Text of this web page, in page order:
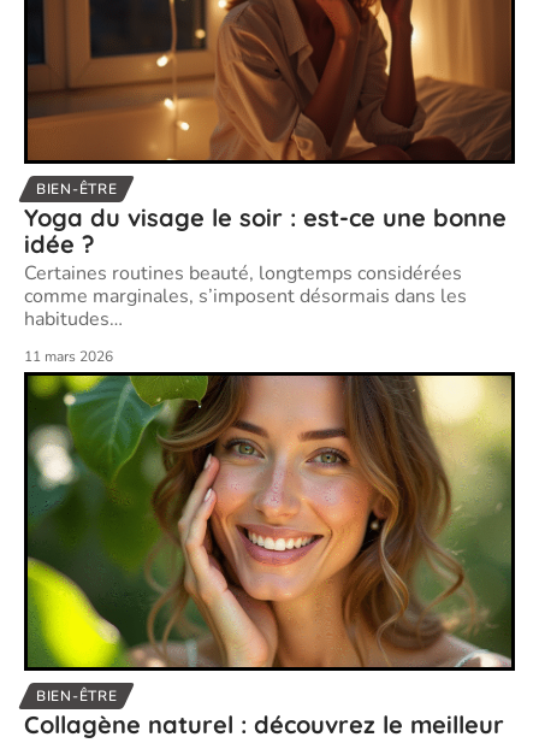
BIEN-ÊTRE
Yoga du visage le soir : est-ce une bonne
idée ?
Certaines routines beauté, longtemps considérées
comme marginales, s’imposent désormais dans les
habitudes…
11 mars 2026
BIEN-ÊTRE
Collagène naturel : découvrez le meilleur